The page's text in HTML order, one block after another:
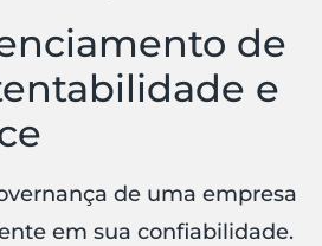
de
e
de uma empresa
em sua confiabilidade.